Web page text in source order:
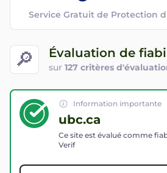
🔎 Évaluation de
sur 127 critères
Service Gratuit de Protection
Information importante
ubc.ca
Ce site est évalué comme
Verif